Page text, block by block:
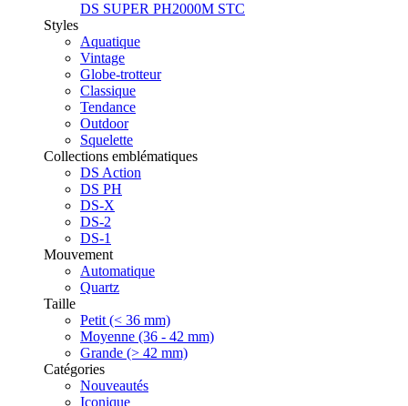
DS SUPER PH2000M STC
Styles
Aquatique
Vintage
Globe-trotteur
Classique
Tendance
Outdoor
Squelette
Collections emblématiques
DS Action
DS PH
DS-X
DS-2
DS-1
Mouvement
Automatique
Quartz
Taille
Petit (< 36 mm)
Moyenne (36 - 42 mm)
Grande (> 42 mm)
Catégories
Nouveautés
Iconique